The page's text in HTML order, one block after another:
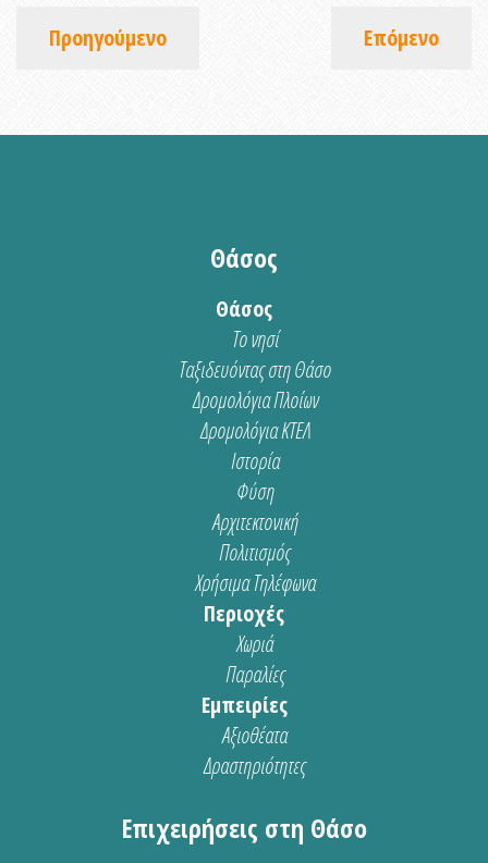
Προηγούμενο Επόμενο
Θάσος
Θάσος
Το νησί
Ταξιδευόντας στη Θάσο
Δρομολόγια Πλοίων
Δρομολόγια ΚΤΕΛ
Ιστορία
Φύση
Αρχιτεκτονική
Πολιτισμός
Χρήσιμα Τηλέφωνα
Περιοχές
Χωριά
Παραλίες
Εμπειρίες
Αξιοθέατα
Δραστηριότητες
Επιχειρήσεις στη Θάσο